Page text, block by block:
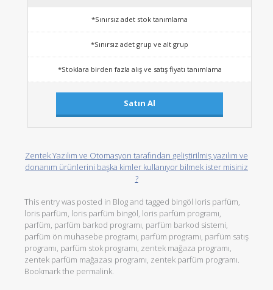
*Sınırsız adet stok tanımlama
*Sınırsız adet grup ve alt grup
*Stoklara birden fazla alış ve satış fiyatı tanımlama
Satın Al
Zentek Yazılım ve Otomasyon tarafından geliştirilmiş yazılım ve
donanım ürünlerini başka kimler kullanıyor bilmek ister misiniz
?
This entry was posted in Blogand tagged bingöl loris parfüm,
loris parfüm, loris parfüm bingöl, loris parfüm programı,
parfüm, parfüm barkod programı, parfüm barkod sistemi,
parfüm ön muhasebe programı, parfüm programı, parfüm satış
programı, parfüm stok programı, zentek mağaza programı,
zentek parfüm mağazası programı, zentek parfüm programı.
Bookmark the permalink.